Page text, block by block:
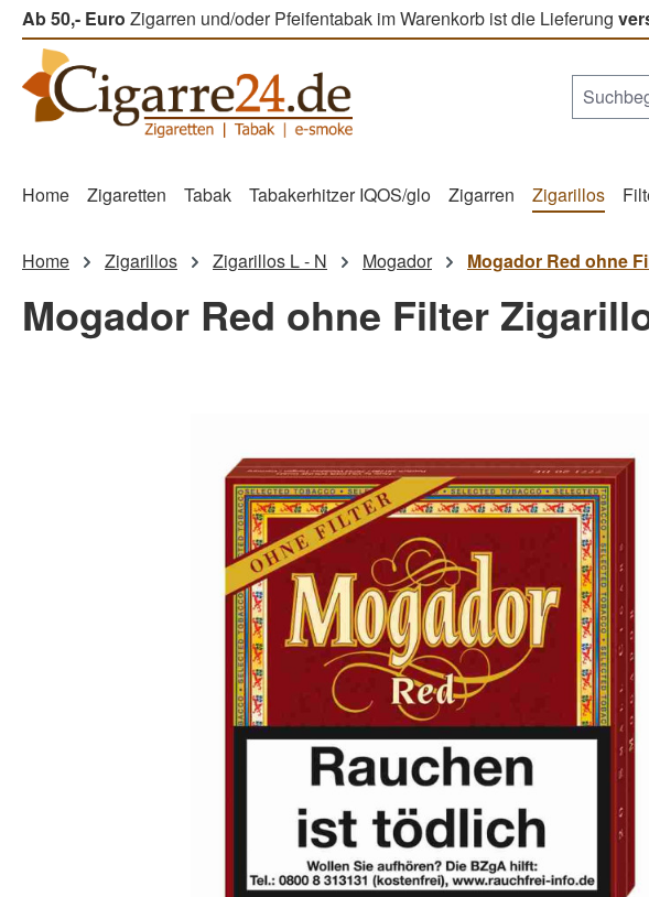
Hauptinhalt springen
Zur Suche springen
Zur Hauptnavigation springen
Ab 50,- Euro Zigarren und/oder Pfeifentabak im Warenkorb ist die Lieferung
Home Zigaretten Tabak Tabakerhitzer IQOS/glo Zigarren Zigarillos
Home Zigarillos Zigarillos L - N Mogador Mogador Red ohne
Mogador Red ohne Filter